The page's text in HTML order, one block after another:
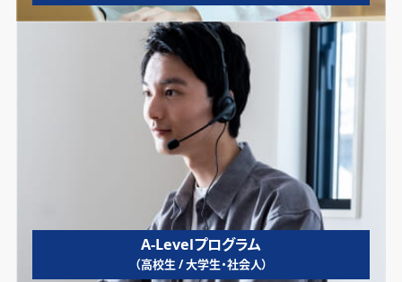
A-Levelプログラム
（高校生 / 大学生・社会人）